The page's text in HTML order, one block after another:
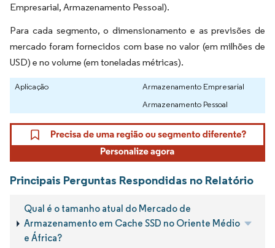
Empresarial, Armazenamento Pessoal).
Para cada segmento, o dimensionamento e as previsões de
mercado foram fornecidos com base no valor (em milhões de
USD) e no volume (em toneladas métricas).
Aplicação
Armazenamento Empresarial
Armazenamento Pessoal
Principais Perguntas Respondidas no Relatório
Qual é o tamanho atual do Mercado de
Armazenamento em Cache SSD no Oriente Médio
e África?